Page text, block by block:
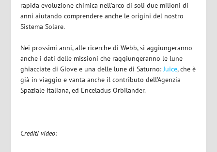
rapida evoluzione chimica nell’arco di soli due milioni di
anni aiutando comprendere anche le origini del nostro
Sistema Solare.
Nei prossimi anni, alle ricerche di Webb, si aggiungeranno
anche i dati delle missioni che raggiungeranno le lune
ghiacciate di Giove e una delle lune di Saturno:Juice, che è
già in viaggio e vanta anche il contributo dell’Agenzia
Spaziale Italiana, ed Enceladus Orbilander.
Crediti video: